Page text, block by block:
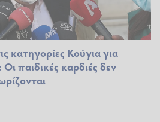
κατηγορίες Κούγια για
παιδικές καρδιές δεν